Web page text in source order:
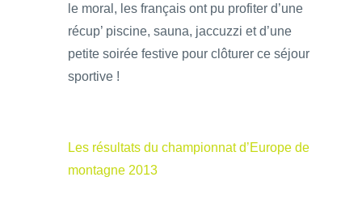
le moral, les français ont pu profiter d’une
récup’ piscine, sauna, jaccuzzi et d’une
petite soirée festive pour clôturer ce séjour
sportive !
Les résultats du championnat d’Europe de
montagne 2013